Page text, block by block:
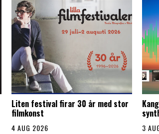
Liten festival firar 30 år med stor
filmkonst
4 AUG 2026 3